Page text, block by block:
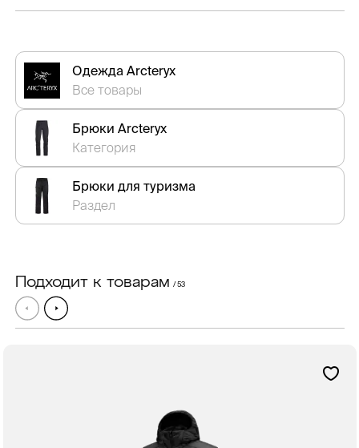
Одежда Arcteryx
Все товары
Брюки Arcteryx
Категория
Брюки для туризма
Раздел
Подходит к товарам / 53